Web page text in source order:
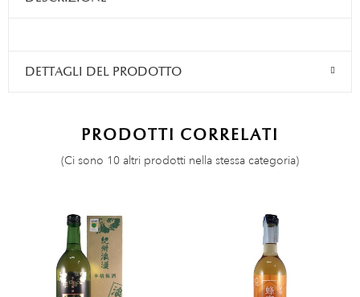
DETTAGLI DEL PRODOTTO
PRODOTTI CORRELATI
(Ci sono 10 altri prodotti nella stessa categoria)